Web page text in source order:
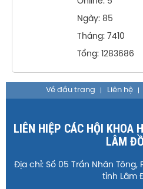
Ngày: 85
Tháng: 7410
Tổng: 1283686
Về đầu trang Liên hệ
LIÊN HIỆP CÁC HỘI KHOA
LÂM
Địa chỉ: Số 05 Trần Nhân
tỉnh Lâm